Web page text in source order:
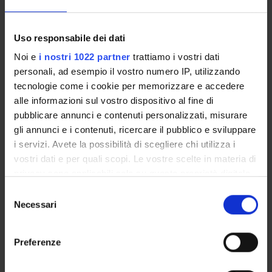
Uso responsabile dei dati
Noi e i nostri 1022 partner trattiamo i vostri dati
personali, ad esempio il vostro numero IP, utilizzando
tecnologie come i cookie per memorizzare e accedere
alle informazioni sul vostro dispositivo al fine di
pubblicare annunci e contenuti personalizzati, misurare
gli annunci e i contenuti, ricercare il pubblico e sviluppare
i servizi. Avete la possibilità di scegliere chi utilizza i
vostri dati e per quali scopi. Le vostre scelte in materia di
modificare o revocare il proprio consenso in qualsiasi
momento dalla Dichiarazione sui cookie o facendo clic
delNecessari
Preferenze
Referente
Dipartimento
Scienze Economiche
ORGANIZZAZIONE